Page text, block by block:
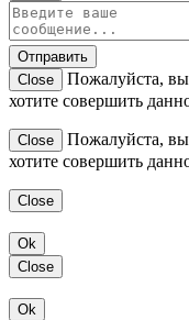
Отправить
Close
Пожалуйста,
хотите совершить
Close
Пожалуйста,
хотите совершить
Close
Ok
Close
Ok